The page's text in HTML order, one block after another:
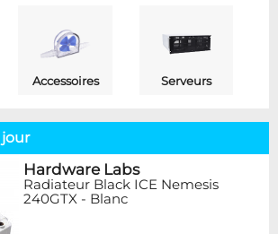
Accessoires Serveurs
Hardware Labs
Radiateur Black ICE Nemesis
240GTX - Blanc